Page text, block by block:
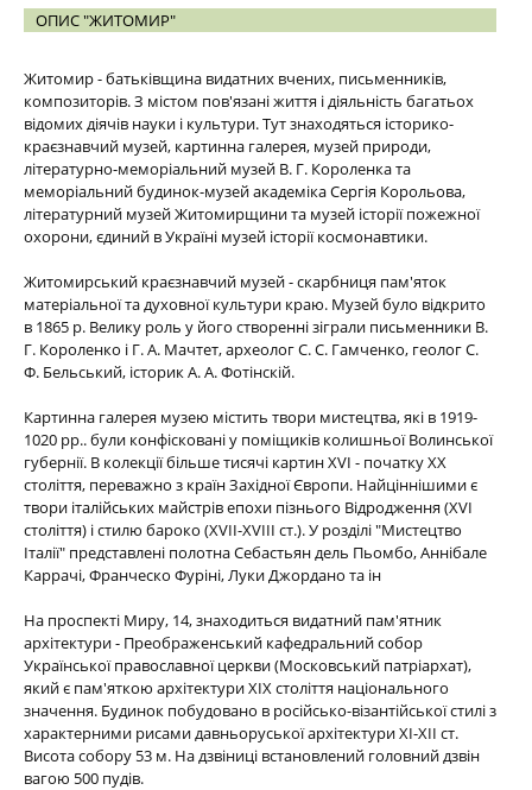
ОПИС "ЖИТОМИР"
Житомир - батьківщина видатних вчених, письменників,
композиторів. З містом пов'язані життя і діяльність багатьох
відомих діячів науки і культури. Тут знаходяться історико-
краєзнавчий музей, картинна галерея, музей природи,
літературно-меморіальний музей В. Г. Короленка та
меморіальний будинок-музей академіка Сергія Корольова,
літературний музей Житомирщини та музей історії пожежної
охорони, єдиний в Україні музей історії космонавтики.
Житомирський краєзнавчий музей - скарбниця пам'яток
матеріальної та духовної культури краю. Музей було відкрито
в 1865 р. Велику роль у його створенні зіграли письменники В.
Г. Короленко і Г. А. Мачтет, археолог С. С. Гамченко, геолог С.
Ф. Бельський, історик А. А. Фотінскій.
Картинна галерея музею містить твори мистецтва, які в 1919-
1020 рр.. були конфісковані у поміщиків колишньої Волинської
губернії. В колекції більше тисячі картин XVI - початку ХХ
століття, переважно з країн Західної Європи. Найціннішими є
твори італійських майстрів епохи пізнього Відродження (XVI
століття) і стилю бароко (XVII-ХVIII ст.). У розділі "Мистецтво
Італії" представлені полотна Себастьян дель Пьомбо, Аннібале
Каррачі, Франческо Фуріні, Луки Джордано та ін
На проспекті Миру, 14, знаходиться видатний пам'ятник
архітектури - Преображенський кафедральний собор
Української православної церкви (Московський патріархат),
який є пам'яткою архітектури XIX століття національного
значення. Будинок побудовано в російсько-візантійської стилі з
характерними рисами давньоруської архітектури XI-ХII ст.
Висота собору 53 м. На дзвіниці встановлений головний дзвін
вагою 500 пудів.